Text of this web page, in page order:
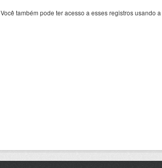
Você também pode ter acesso a esses registros usando a